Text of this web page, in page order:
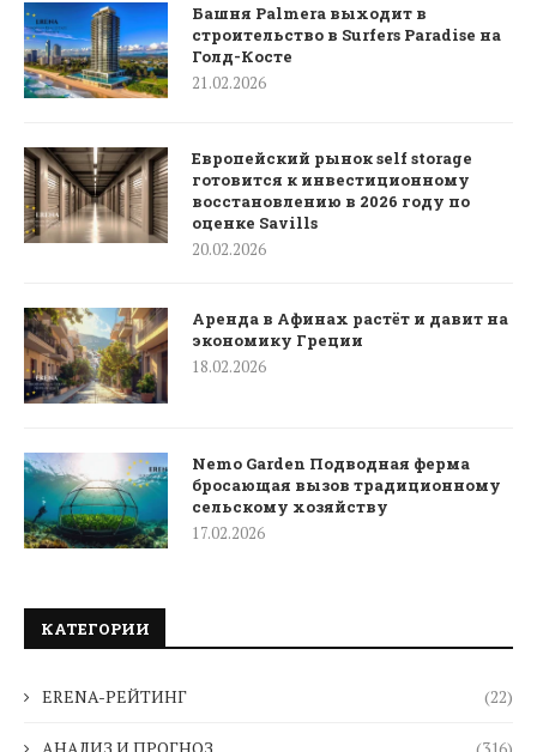
Башня Palmera выходит в
строительство в Surfers Paradise на
Голд-Косте
21.02.2026
Европейский рынок self storage
готовится к инвестиционному
восстановлению в 2026 году по
оценке Savills
20.02.2026
Аренда в Афинах растёт и давит на
экономику Греции
18.02.2026
Nemo Garden Подводная ферма
бросающая вызов традиционному
сельскому хозяйству
17.02.2026
КАТЕГОРИИ
ERENA-РЕЙТИНГ (22)